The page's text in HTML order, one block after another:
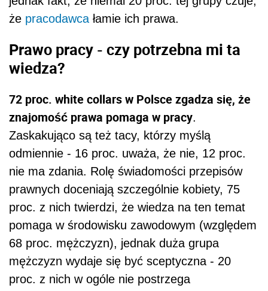
że pracodawca łamie ich prawa.
Prawo pracy - czy potrzebna mi ta
wiedza?
72 proc. white collars w Polsce zgadza się, że
znajomość prawa pomaga w pracy.
Zaskakująco są też tacy, którzy myślą
odmiennie - 16 proc. uważa, że nie, 12 proc.
nie ma zdania. Rolę świadomości przepisów
prawnych doceniają szczególnie kobiety, 75
proc. z nich twierdzi, że wiedza na ten temat
pomaga w środowisku zawodowym (względem
68 proc. mężczyzn), jednak duża grupa
mężczyzn wydaje się być sceptyczna - 20
proc. z nich w ogóle nie postrzega